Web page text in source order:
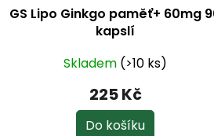
GS Lipo Ginkgo paměť+ 60mg
kapslí
Skladem (>10 ks)
225 Kč
Do košíku